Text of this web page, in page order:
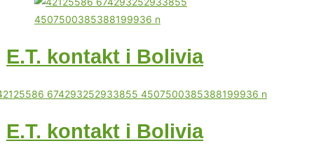
E.T. kontakt i Bolivia
E.T. kontakt i Bolivia